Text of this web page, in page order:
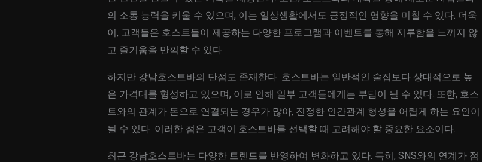
의 소통 능력을 키울 수 있으며, 이는 일상생활에서도 긍정적인 영향을 미칠 수 있다. 더욱
이, 고객들은 호스트들이 제공하는 다양한 프로그램과 이벤트를 통해 지루함을 느끼지 않
고 즐거움을 만끽할 수 있다.
하지만 강남호스트바의 단점도 존재한다. 호스트바는 일반적인 술집보다 상대적으로 높
은 가격대를 형성하고 있으며, 이로 인해 일부 고객들에게는 부담이 될 수 있다. 또한, 호스
트와의 관계가 돈으로 연결되는 경우가 많아, 진정한 인간관계 형성을 어렵게 하는 요인이
될 수 있다. 이러한 점은 고객이 호스트바를 선택할 때 고려해야 할 중요한 요소이다.
최근 강남호스트바는 다양한 트렌드를 반영하여 변화하고 있다. 특히, SNS와의 연계가 점